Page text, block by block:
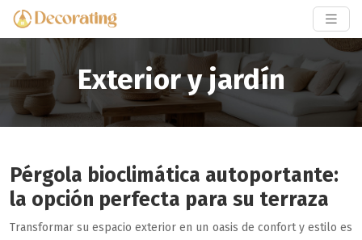
Exterior y jardín
Pérgola bioclimática autoportante:
la opción perfecta para su terraza
Transformar su espacio exterior en un oasis de confort y estilo es